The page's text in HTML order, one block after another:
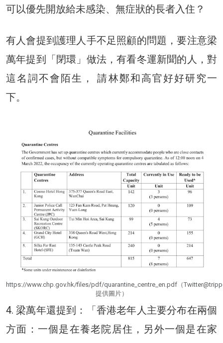
可以優先開放給未感染、無症狀的長者入住？
有人會提到護理人手不足照顧的問題，要注意梁
萬年提到「閉環」做法，有看冬運新聞的人，對
這名詞不會陌生， 請林鄭和高官好好研究一
下。
https://www.chp.gov.hk/files/pdf/quarantine_centre_en.pdf（
提供圖片）
4. 梁萬年還提到：「香港老年人主要分布在兩個
方面：一個是在養老院居住，另外一個是在家